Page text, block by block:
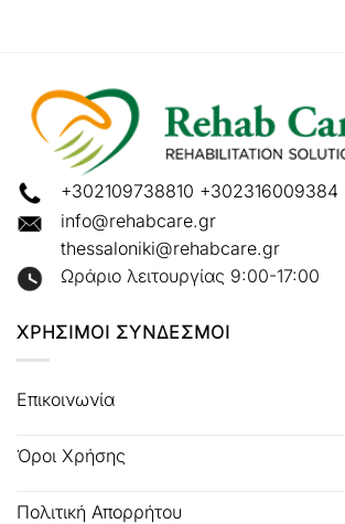
+302109738810 +302316009384
info@rehabcare.gr
thessaloniki@rehabcare.gr
Ωράριο λειτουργίας 9:00-17:00
ΧΡΗΣΙΜΟΙ ΣΥΝΔΕΣΜΟΙ
Επικοινωνία
Όροι Χρήσης
Πολιτική Απορρήτου